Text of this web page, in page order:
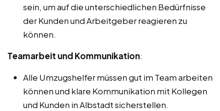
sein, um auf die unterschiedlichen Bedürfnisse
der Kunden und Arbeitgeber reagieren zu
können.
Teamarbeit und Kommunikation:
Alle Umzugshelfer müssen gut im Team arbeiten
können und klare Kommunikation mit Kollegen
und Kunden in Albstadt sicherstellen.